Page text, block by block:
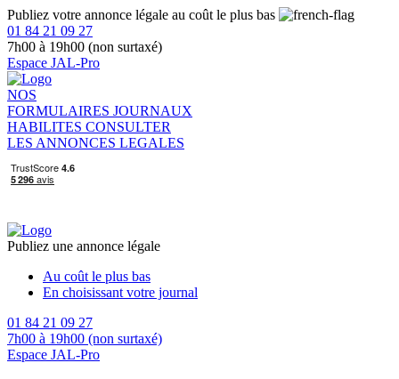
Publiez votre annonce légale au coût le plus bas
01 84 21 09 27
7h00 à 19h00 (non surtaxé)
Espace JAL-Pro
NOS
FORMULAIRES JOURNAUX
HABILITES CONSULTER
LES ANNONCES LEGALES
Publiez une annonce légale
Au coût le plus bas
En choisissant votre journal
01 84 21 09 27
7h00 à 19h00 (non surtaxé)
Espace JAL-Pro